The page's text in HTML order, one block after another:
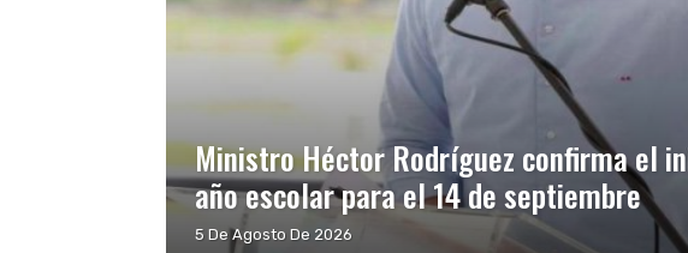
Ministro Héctor Rodríguez confirma el
año escolar para el 14 de septiembre
5 De Agosto De 2026